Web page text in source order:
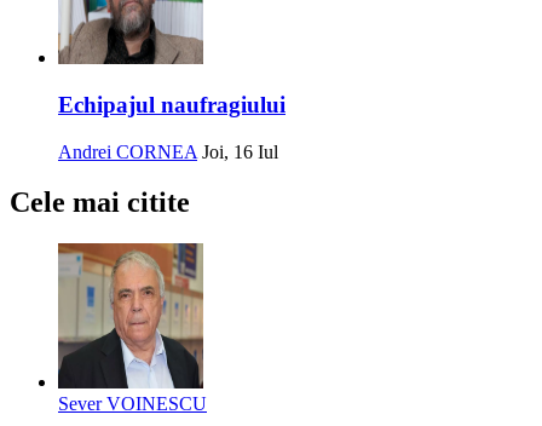
Echipajul naufragiului
Andrei CORNEA Joi, 16 Iul
Cele mai citite
Sever VOINESCU